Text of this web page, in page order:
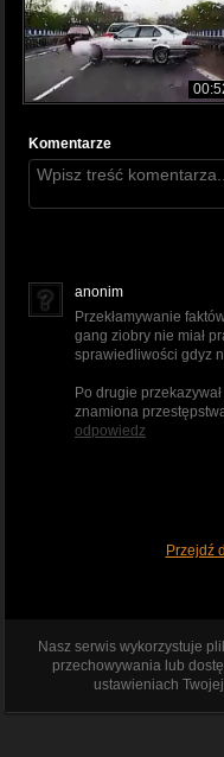
Komentarze
anonim
Przekłamywanie
gang ziobry nie miał
sprawiedliwości gdyz
Po drugie
znamiona
odpowiedz
Przejdź
Nasz serwis wykorzystuje
przechowywania lub
ustawieniach